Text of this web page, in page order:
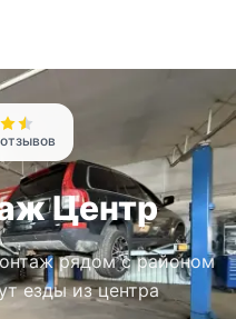
отзывов
Центр
рядом с районом
езды из центра